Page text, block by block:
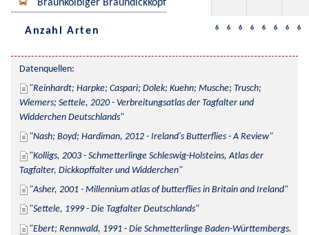
Braunkolbiger Braundickkopf
Anzahl Arten 6 6 6 6 6 6 6 6
Datenquellen:
Reinhardt; Harpke; Caspari; Dolek; Kuehn; Musche; Trusch;
Wiemers; Settele, 2020 - Verbreitungsatlas der Tagfalter und
Widderchen Deutschlands
Nash; Boyd; Hardiman, 2012 - Ireland's Butterflies - A Review
Kolligs, 2003 - Schmetterlinge Schleswig-Holsteins, Atlas der
Tagfalter, Dickkopffalter und Widderchen
Asher, 2001 - Millennium atlas of butterflies in Britain and Ireland
Settele, 1999 - Die Tagfalter Deutschlands
Ebert; Rennwald, 1991 - Die Schmetterlinge Baden-Württembergs.